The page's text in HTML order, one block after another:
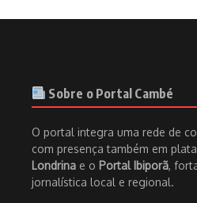
Sobre o Portal Cambé
O portal integra uma rede de
com presença também em
Londrina e o Portal Ibiporã,
jornalística local e regional.